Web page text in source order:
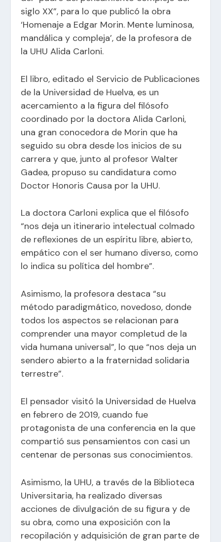
siglo XX”, para lo que publicó la obra
‘Homenaje a Edgar Morin. Mente luminosa,
mandálica y compleja’, de la profesora de
la UHU Alida Carloni.
El libro, editado el Servicio de Publicaciones
de la Universidad de Huelva, es un
acercamiento a la figura del filósofo
coordinado por la doctora Alida Carloni,
una gran conocedora de Morin que ha
seguido su obra desde los inicios de su
carrera y que, junto al profesor Walter
Gadea, propuso su candidatura como
Doctor Honoris Causa por la UHU.
La doctora Carloni explica que el filósofo
“nos deja un itinerario intelectual colmado
de reflexiones de un espíritu libre, abierto,
empático con el ser humano diverso, como
lo indica su política del hombre”.
Asimismo, la profesora destaca “su
método paradigmático, novedoso, donde
todos los aspectos se relacionan para
comprender una mayor completud de la
vida humana universal”, lo que “nos deja un
sendero abierto a la fraternidad solidaria
terrestre”.
El pensador visitó la Universidad de Huelva
en febrero de 2019, cuando fue
protagonista de una conferencia en la que
compartió sus pensamientos con casi un
centenar de personas sus conocimientos.
Asimismo, la UHU, a través de la Biblioteca
Universitaria, ha realizado diversas
acciones de divulgación de su figura y de
su obra, como una exposición con la
recopilación y adquisición de gran parte de